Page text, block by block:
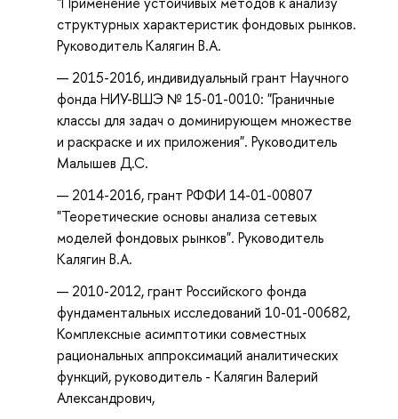
структурных характеристик фондовых рынков.
Руководитель Калягин В.А.
2015-2016, индивидуальный грант Научного
фонда НИУ-ВШЭ № 15-01-0010: "Граничные
классы для задач о доминирующем множестве
и раскраске и их приложения". Руководитель
Малышев Д.С.
2014-2016, грант РФФИ 14-01-00807
"Теоретические основы анализа сетевых
моделей фондовых рынков". Руководитель
Калягин В.А.
2010-2012, грант Российского фонда
фундаментальных исследований 10-01-00682,
Комплексные асимптотики совместных
рациональных аппроксимаций аналитических
функций, руководитель - Калягин Валерий
Александрович,